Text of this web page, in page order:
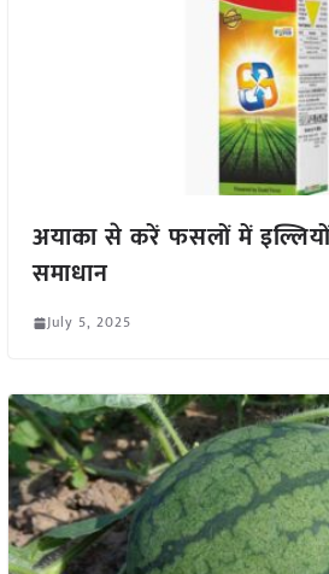
अयाका से करें फसलों में
समाधान
July 5, 2025